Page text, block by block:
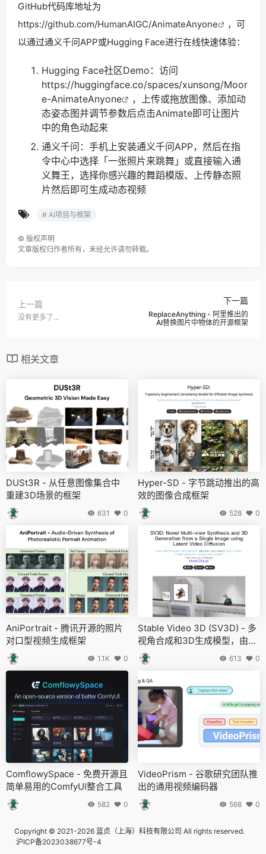
GitHub代码库地址为
https://github.com/HumanAIGC/AnimateAnyone
，可
以通过通义千问APP或Hugging Face进行在线快速体验：
Hugging Face社区Demo：访问
https://huggingface.co/spaces/xunsong/Moor
e-AnimateAnyone
，上传或拖放图像、添加动
态姿态图并调节参数后点击Animate即可让图片
中的角色动起来
通义千问：手机上安装通义千问APP，然后在指
令中心中选择「一张照片来跳舞」或直接输入通
义舞王，选择你感兴趣的舞蹈模版、上传静态照
片然后即可生成动态视频
# AI项目与框架
© 版权声明
文章版权归作者所有，未经允许请勿转载。
上一篇
没有更多了...
下一篇
ReplaceAnything - 阿里推出的
AI替换图片中物体的开源框架
相关文章
DUSt3R - 从任意图像集合中
重建3D场景的框架
631 0
Hyper-SD - 字节跳动推出的高
效的图像合成框架
528 0
AniPortrait - 腾讯开源的照片
对口型视频生成框架
1.1K 0
Stable Video 3D (SV3D) - 多
视角合成和3D生成模型，由St
ability AI推出
613 0
ComflowySpace - 免费开源且
简单易用的ComfyUI整合工具
582 0
VideoPrism - 谷歌研究团队推
出的通用视频编码器
568 0
Copyright © 2021-2026 蓝贞（上海）科技有限公司 All rights reserved.
沪ICP备2023038677号-4